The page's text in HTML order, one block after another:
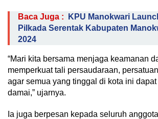
Baca Juga :
KPU Manokwari
Pilkada Serentak Kabupaten
2024
“Mari kita bersama menjaga keamanan
memperkuat tali persaudaraan,
agar semua yang tinggal di kota ini
damai,” ujarnya.
Ia juga berpesan kepada seluruh